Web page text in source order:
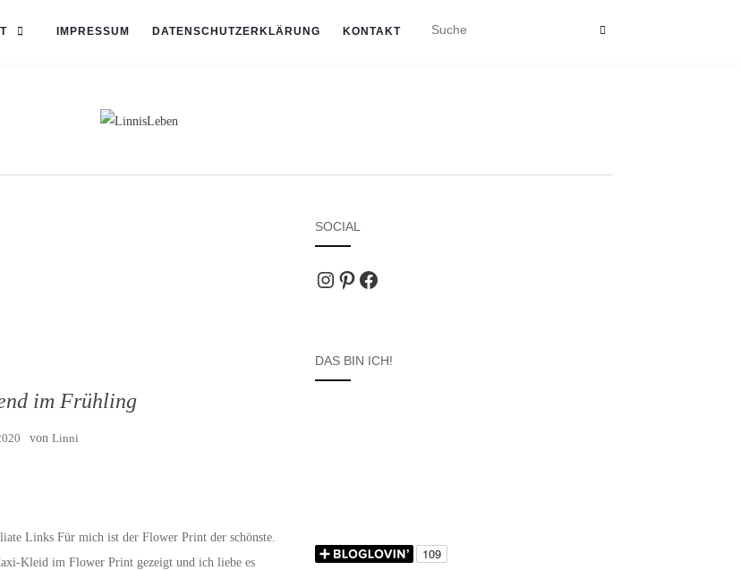
IMPRESSUM DATENSCHUTZERKLÄRUNG KONTAKT
im Frühling
vonLinni
Links Für mich ist der Flower Print der schönste.
Kleid im Flower Print gezeigt und ich liebe es
SOCIAL
Instagram
PinterestFacebook
DAS BIN ICH!